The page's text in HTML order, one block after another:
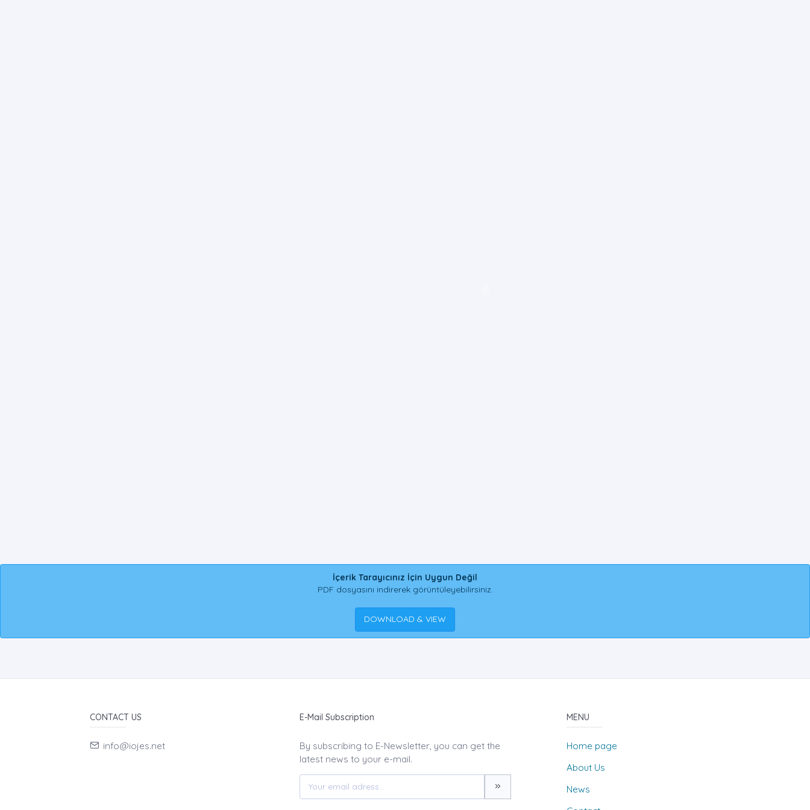
İçerik Tarayıcınız İçin Uygun Değil
PDF dosyasını indirerek görüntüleyebilirsiniz.
DOWNLOAD & VIEW
CONTACT US
info@iojes.net
E-Mail Subscription
By subscribing to E-Newsletter, you can get the
latest news to your e-mail.
MENU
Home page
About Us
News